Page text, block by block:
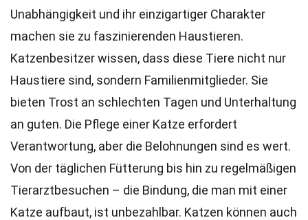
Unabhängigkeit und ihr einzigartiger Charakter
machen sie zu faszinierenden Haustieren.
Katzenbesitzer wissen, dass diese Tiere nicht nur
Haustiere sind, sondern Familienmitglieder. Sie
bieten Trost an schlechten Tagen und Unterhaltung
an guten. Die Pflege einer Katze erfordert
Verantwortung, aber die Belohnungen sind es wert.
Von der täglichen Fütterung bis hin zu regelmäßigen
Tierarztbesuchen – die Bindung, die man mit einer
Katze aufbaut, ist unbezahlbar. Katzen können auch